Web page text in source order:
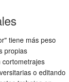
tiene más peso
propias
cortometrajes
o editando